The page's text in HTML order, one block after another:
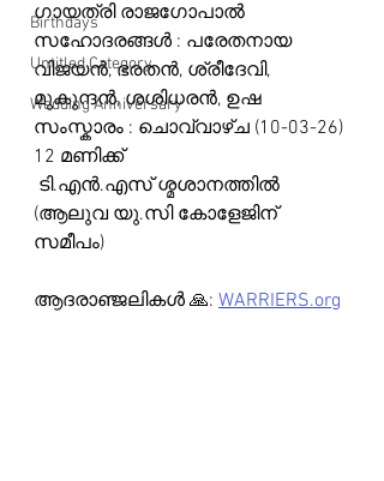
Birthdays
Untitled Category
Wedding Anniversary
ഗായത്രി രാജഗോപാൽ
സഹോദരങ്ങൾ : പരേതനായ
വിജയൻ, ഭരതൻ, ശ്രീദേവി,
മുകുന്ദൻ, ശശിധരൻ, ഉഷ
സംസ്കാരം : ചൊവ്വാഴ്ച (10-03-26)
12 മണിക്ക്
ടി.എൻ.എസ് ശ്മശാനത്തിൽ
(ആലുവ യു.സി കോളേജിന്
സമീപം)
ആദരാഞ്ജലികൾ 🙏: WARRIERS.org